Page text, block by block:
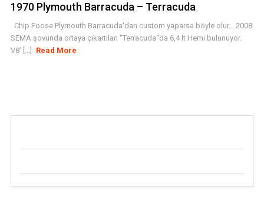
1970 Plymouth Barracuda – Terracuda
Chip Foose Plymouth Barracuda'dan custom yaparsa böyle olur... 2008
SEMA şovunda ortaya çıkartılan "Terracuda"da 6,4 lt Hemi bulunuyor.
V8' [...]
Read More